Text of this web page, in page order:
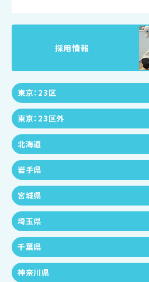
採用情報
東京：23区
東京：23区外
北海道
岩手県
宮城県
埼玉県
千葉県
神奈川県